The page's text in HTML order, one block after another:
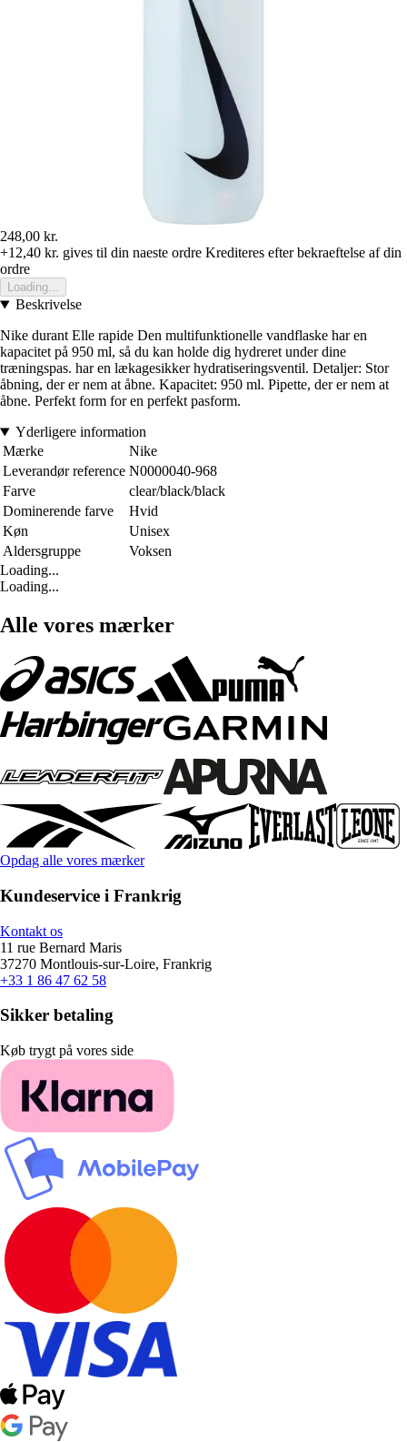
248,00 kr.
+12,40 kr. gives til din naeste ordre Krediteres efter bekraeftelse af din
ordre
Loading...
Beskrivelse
Nike durant Elle rapide Den multifunktionelle vandflaske har en
kapacitet på 950 ml, så du kan holde dig hydreret under dine
træningspas. har en lækagesikker hydratiseringsventil. Detaljer: Stor
åbning, der er nem at åbne. Kapacitet: 950 ml. Pipette, der er nem at
åbne. Perfekt form for en perfekt pasform.
Yderligere information
Mærke
Nike
Leverandør reference N0000040-968
Farve
clear/black/black
Dominerende farve
Hvid
Køn
Unisex
Aldersgruppe
Voksen
Loading...
Loading...
Alle vores mærker
Opdag alle vores mærker
Kundeservice i Frankrig
Kontakt os
11 rue Bernard Maris
37270 Montlouis-sur-Loire, Frankrig
+33 1 86 47 62 58
Sikker betaling
Køb trygt på vores side